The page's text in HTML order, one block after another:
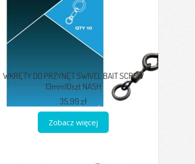
WKRĘTY DO PRZYNĘT SWIVEL BAIT SCREW
13mm10szt NASH
35,99 zł
Zobacz więcej